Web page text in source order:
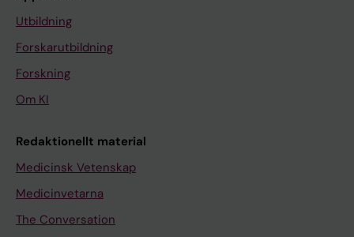
Utbildning
Forskarutbildning
Forskning
Om KI
Redaktionellt material
Medicinsk Vetenskap
Medicinvetarna
The Conversation